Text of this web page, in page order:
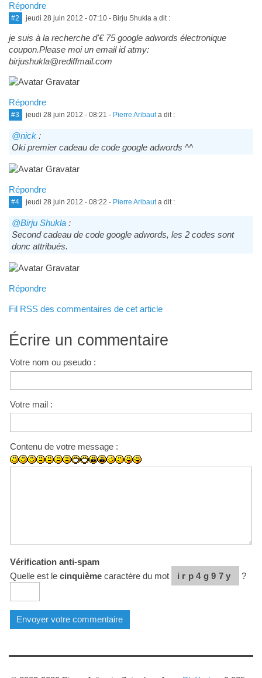
Répondre
#2 jeudi 28 juin 2012 - 07:10- Birju Shukla a dit :
je suis à la recherche d'€ 75 google adwords électronique
coupon.Please moi un email id atmy:
birjushukla@rediffmail.com
Répondre
#3 jeudi 28 juin 2012 - 08:21 - Pierre Aribauta dit :
@nick:
Oki premier cadeau de code google adwords ^^
Répondre
#4 jeudi 28 juin 2012 - 08:22 - Pierre Aribauta dit :
@Birju Shukla:
Second cadeau de code google adwords, les 2 codes sont
donc attribués.
Répondre
Fil RSS des commentaires de cet article
Écrire un commentaire
Votre nom ou pseudo :
Votre mail :
Contenu de votre message :
Vérification anti-spam
Quelle est le cinquièmecaractère du mot irp4g97y ?